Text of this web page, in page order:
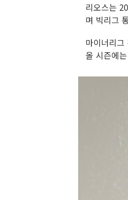
리오스는
며 빅리그
마이너리
올 시즌에